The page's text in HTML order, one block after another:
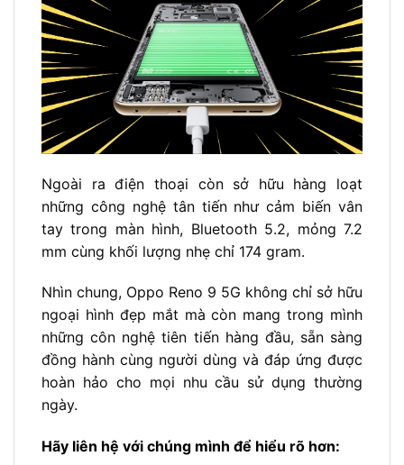
Ngoài ra điện thoại còn sở hữu hàng loạt
những công nghệ tân tiến như cảm biến vân
tay trong màn hình, Bluetooth 5.2, mỏng 7.2
mm cùng khối lượng nhẹ chỉ 174 gram.
Nhìn chung, Oppo Reno 9 5G không chỉ sở hữu
ngoại hình đẹp mắt mà còn mang trong mình
những côn nghệ tiên tiến hàng đầu, sẵn sàng
đồng hành cùng người dùng và đáp ứng được
hoàn hảo cho mọi nhu cầu sử dụng thường
ngày.
Hãy liên hệ với chúng mình để hiểu rõ hơn: